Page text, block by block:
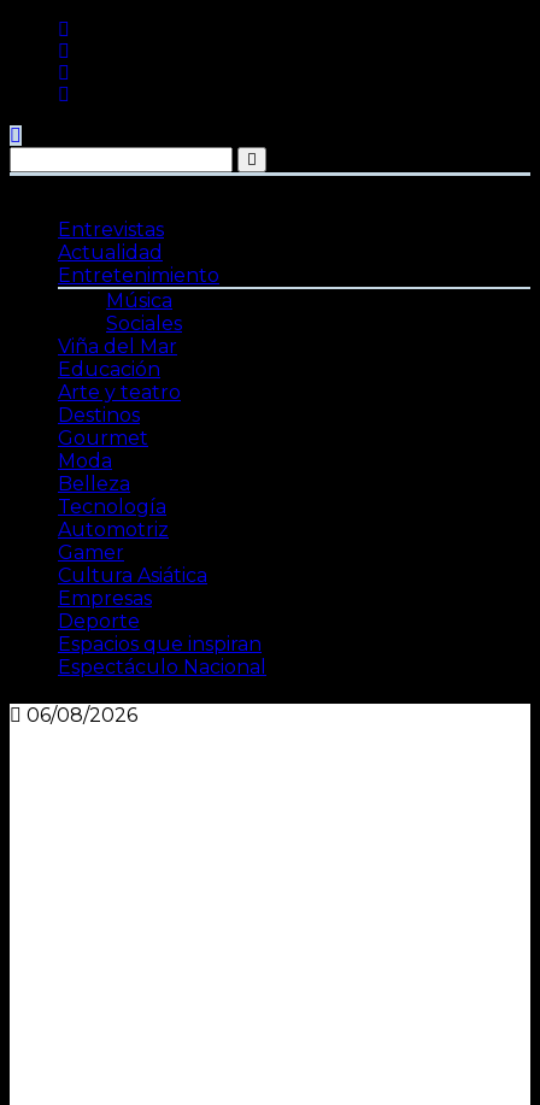
contenido
Entrevistas
Actualidad
Entretenimiento
Música
Sociales
Viña del Mar
Educación
Arte y teatro
Destinos
Gourmet
Moda
Belleza
Tecnología
Automotriz
Gamer
Cultura Asiática
Empresas
Deporte
Espacios que inspiran
Espectáculo Nacional
06/08/2026